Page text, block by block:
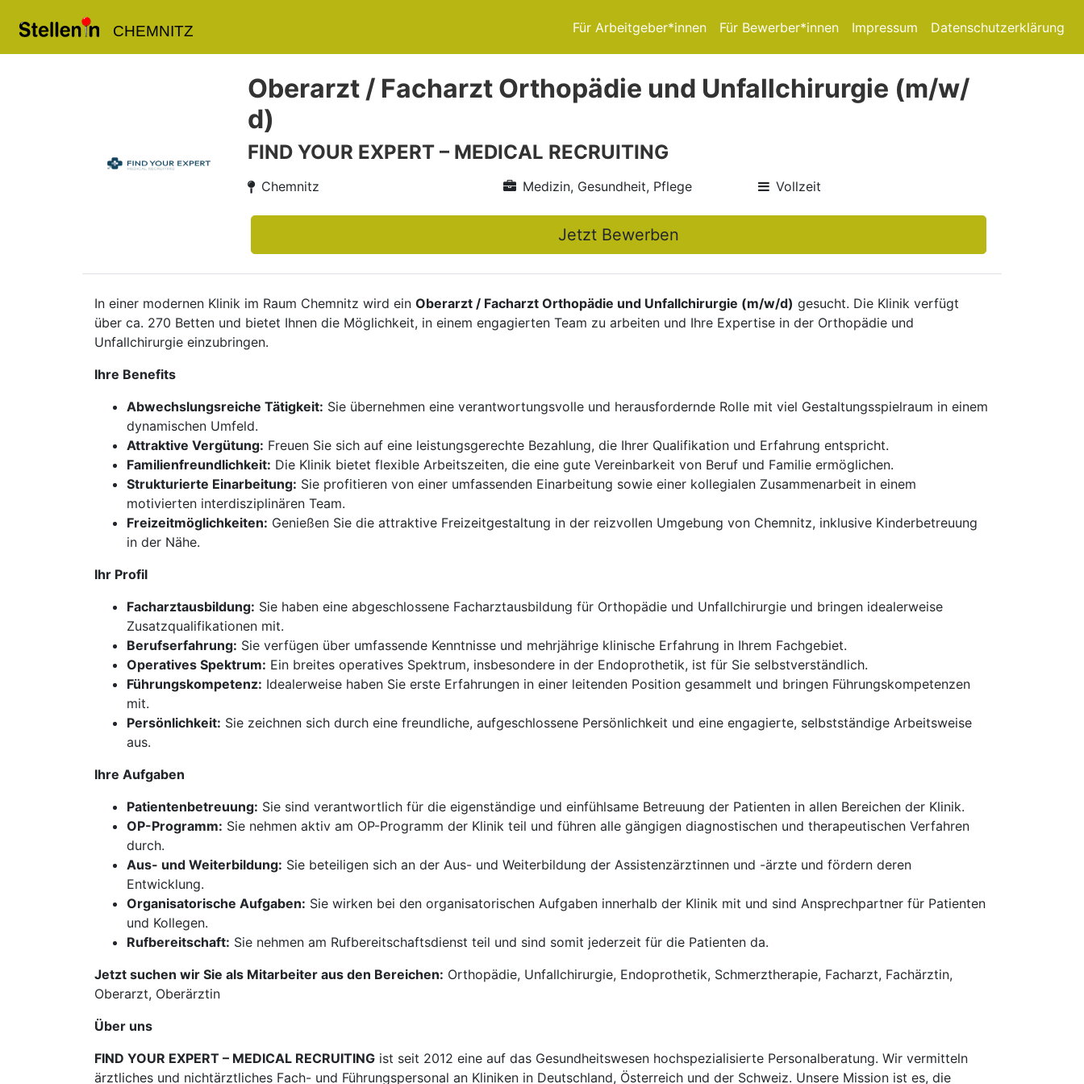
CHEMNITZ Für Arbeitgeber*innen Für Bewerber*innen Impressum Datenschutzerklärung
Oberarzt / Facharzt Orthopädie und Unfallchirurgie (m/w/
d)
FIND YOUR EXPERT – MEDICAL RECRUITING
Chemnitz Medizin, Gesundheit, Pflege Vollzeit
Jetzt Bewerben
In einer modernen Klinik im Raum Chemnitz wird ein Oberarzt / Facharzt Orthopädie und Unfallchirurgie (m/w/d) gesucht. Die Klinik verfügt
über ca. 270 Betten und bietet Ihnen die Möglichkeit, in einem engagierten Team zu arbeiten und Ihre Expertise in der Orthopädie und
Unfallchirurgie einzubringen.
Ihre Benefits
Abwechslungsreiche Tätigkeit: Sie übernehmen eine verantwortungsvolle und herausfordernde Rolle mit viel Gestaltungsspielraum in einem
dynamischen Umfeld.
Attraktive Vergütung: Freuen Sie sich auf eine leistungsgerechte Bezahlung, die Ihrer Qualifikation und Erfahrung entspricht.
Familienfreundlichkeit: Die Klinik bietet flexible Arbeitszeiten, die eine gute Vereinbarkeit von Beruf und Familie ermöglichen.
Strukturierte Einarbeitung: Sie profitieren von einer umfassenden Einarbeitung sowie einer kollegialen Zusammenarbeit in einem
motivierten interdisziplinären Team.
Freizeitmöglichkeiten: Genießen Sie die attraktive Freizeitgestaltung in der reizvollen Umgebung von Chemnitz, inklusive Kinderbetreuung
in der Nähe.
Ihr Profil
Facharztausbildung: Sie haben eine abgeschlossene Facharztausbildung für Orthopädie und Unfallchirurgie und bringen idealerweise
Zusatzqualifikationen mit.
Berufserfahrung: Sie verfügen über umfassende Kenntnisse und mehrjährige klinische Erfahrung in Ihrem Fachgebiet.
Operatives Spektrum: Ein breites operatives Spektrum, insbesondere in der Endoprothetik, ist für Sie selbstverständlich.
Führungskompetenz: Idealerweise haben Sie erste Erfahrungen in einer leitenden Position gesammelt und bringen Führungskompetenzen
mit.
Persönlichkeit: Sie zeichnen sich durch eine freundliche, aufgeschlossene Persönlichkeit und eine engagierte, selbstständige Arbeitsweise
aus.
Ihre Aufgaben
Patientenbetreuung: Sie sind verantwortlich für die eigenständige und einfühlsame Betreuung der Patienten in allen Bereichen der Klinik.
OP-Programm: Sie nehmen aktiv am OP-Programm der Klinik teil und führen alle gängigen diagnostischen und therapeutischen Verfahren
durch.
Aus- und Weiterbildung: Sie beteiligen sich an der Aus- und Weiterbildung der Assistenzärztinnen und -ärzte und fördern deren
Entwicklung.
Organisatorische Aufgaben: Sie wirken bei den organisatorischen Aufgaben innerhalb der Klinik mit und sind Ansprechpartner für Patienten
und Kollegen.
Rufbereitschaft: Sie nehmen am Rufbereitschaftsdienst teil und sind somit jederzeit für die Patienten da.
Jetzt suchen wir Sie als Mitarbeiter aus den Bereichen: Orthopädie, Unfallchirurgie, Endoprothetik, Schmerztherapie, Facharzt, Fachärztin,
Oberarzt, Oberärztin
Über uns
FIND YOUR EXPERT – MEDICAL RECRUITING ist seit 2012 eine auf das Gesundheitswesen hochspezialisierte Personalberatung. Wir vermitteln
ärztliches und nichtärztliches Fach- und Führungspersonal an Kliniken in Deutschland, Österreich und der Schweiz. Unsere Mission ist es, die